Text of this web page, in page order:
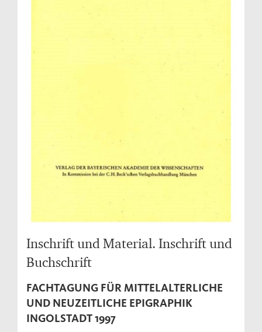
Inschrift und Material. Inschrift und
Buchschrift
FACHTAGUNG FÜR MITTELALTERLICHE
UND NEUZEITLICHE EPIGRAPHIK
INGOLSTADT 1997